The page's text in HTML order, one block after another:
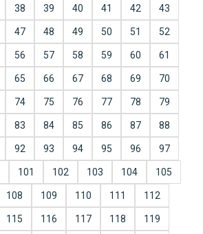
38 39 40 41 42 43
47 48 49 50 51 52
56 57 58 59 60 61
65 66 67 68 69 70
74 75 76 77 78 79
83 84 85 86 87 88
92 93 94 95 96 97
101 102 103 104 105
108 109 110 111 112
115 116 117 118 119